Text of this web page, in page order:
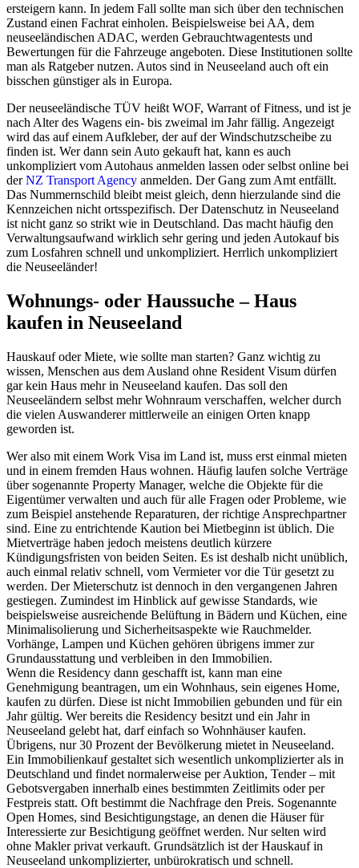
ersteigern kann. In jedem Fall sollte man sich über den technischen
Zustand einen Fachrat einholen. Beispielsweise bei AA, dem
neuseeländischen ADAC, werden Gebrauchtwagentests und
Bewertungen für die Fahrzeuge angeboten. Diese Institutionen sollte
man als Ratgeber nutzen. Autos sind in Neuseeland auch oft ein
bisschen günstiger als in Europa.
Der neuseeländische TÜV heißt WOF, Warrant of Fitness, und ist je
nach Alter des Wagens ein- bis zweimal im Jahr fällig. Angezeigt
wird das auf einem Aufkleber, der auf der Windschutzscheibe zu
finden ist. Wer dann sein Auto gekauft hat, kann es auch
unkompliziert vom Autohaus anmelden lassen oder selbst online bei
derNZ Transport Agency anmelden. Der Gang zum Amt entfällt.
Das Nummernschild bleibt meist gleich, denn hierzulande sind die
Kennzeichen nicht ortsspezifisch. Der Datenschutz in Neuseeland
ist nicht ganz so strikt wie in Deutschland. Das macht häufig den
Verwaltungsaufwand wirklich sehr gering und jeden Autokauf bis
zum Losfahren schnell und unkompliziert. Herrlich unkompliziert
die Neuseeländer!
Wohnungs- oder Haussuche – Haus
kaufen in Neuseeland
Hauskauf oder Miete, wie sollte man starten? Ganz wichtig zu
wissen, Menschen aus dem Ausland ohne Resident Visum dürfen
gar kein Haus mehr in Neuseeland kaufen. Das soll den
Neuseeländern selbst mehr Wohnraum verschaffen, welcher durch
die vielen Auswanderer mittlerweile an einigen Orten knapp
geworden ist.
Wer also mit einem Work Visa im Land ist, muss erst einmal mieten
und in einem fremden Haus wohnen. Häufig laufen solche Verträge
über sogenannte Property Manager, welche die Objekte für die
Eigentümer verwalten und auch für alle Fragen oder Probleme, wie
zum Beispiel anstehende Reparaturen, der richtige Ansprechpartner
sind. Eine zu entrichtende Kaution bei Mietbeginn ist üblich. Die
Mietverträge haben jedoch meistens deutlich kürzere
Kündigungsfristen von beiden Seiten. Es ist deshalb nicht unüblich,
auch einmal relativ schnell, vom Vermieter vor die Tür gesetzt zu
werden. Der Mieterschutz ist dennoch in den vergangenen Jahren
gestiegen. Zumindest im Hinblick auf gewisse Standards, wie
beispielsweise ausreichende Belüftung in Bädern und Küchen, eine
Minimalisolierung und Sicherheitsaspekte wie Rauchmelder.
Vorhänge, Lampen und Küchen gehören übrigens immer zur
Grundausstattung und verbleiben in den Immobilien.
Wenn die Residency dann geschafft ist, kann man eine
Genehmigung beantragen, um ein Wohnhaus, sein eigenes Home,
kaufen zu dürfen. Diese ist nicht Immobilien gebunden und für ein
Jahr gültig. Wer bereits die Residency besitzt und ein Jahr in
Neuseeland gelebt hat, darf einfach so Wohnhäuser kaufen.
Übrigens, nur 30 Prozent der Bevölkerung mietet in Neuseeland.
Ein Immobilienkauf gestaltet sich wesentlich unkomplizierter als in
Deutschland und findet normalerweise per Auktion, Tender – mit
Gebotsvergaben innerhalb eines bestimmten Zeitlimits oder per
Festpreis statt. Oft bestimmt die Nachfrage den Preis. Sogenannte
Open Homes, sind Besichtigungstage, an denen die Häuser für
Interessierte zur Besichtigung geöffnet werden. Nur selten wird
ohne Makler privat verkauft. Grundsätzlich ist der Hauskauf in
Neuseeland unkomplizierter, unbürokratisch und schnell.